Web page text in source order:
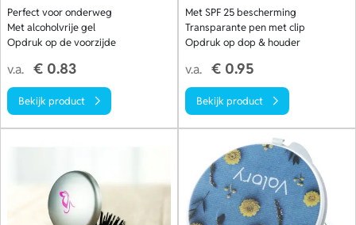
Perfect voor onderweg
Met alcoholvrije gel
Opdruk op de voorzijde
v.a. € 0.83
Bekijk product
Met SPF 25 bescherming
Transparante pen met clip
Opdruk op dop & houder
v.a. € 0.95
Bekijk product